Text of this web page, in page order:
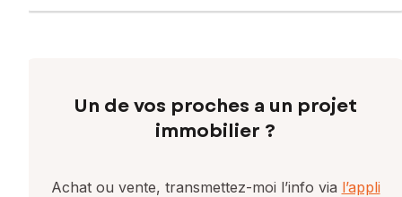
Un de vos proches a un projet
immobilier ?
Achat ou vente, transmettez-moi l’info via l’appli